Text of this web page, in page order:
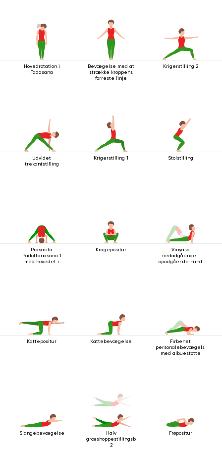
Hovedrotation i
Tadasana
Bevægelse med at
strække kroppens
forreste linje
Krigerstilling 2
Udvidet
trekantstilling
Krigerstilling 1 Stolstilling
Prasarita
Padottanasana 1
med hovedet i
Kragepositur
Vinyasa
nedadgående-
opadgående hund
Kattepositur Kattebevægelse
Firbenet
personalebevægelse
med albuestøtte
Slangebevægelse
Halv
græshoppestillingsbevægelse
2
Frøpositur